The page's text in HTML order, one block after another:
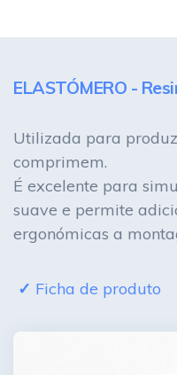
ELASTÓMERO -
Utilizada para
comprimem.
É excelente para
suave e permite
ergonómicas a
Ficha de produto